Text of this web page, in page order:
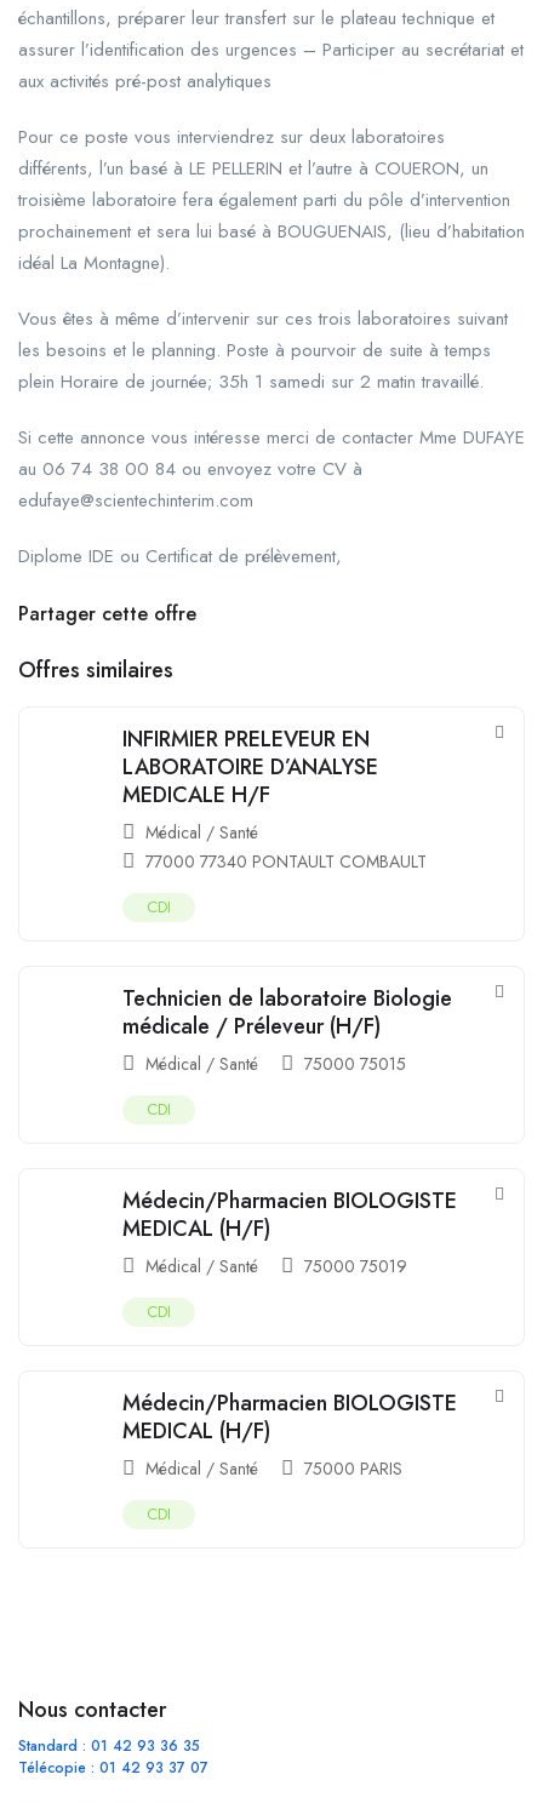
échantillons, préparer leur transfert sur le plateau technique et
assurer l’identification des urgences – Participer au secrétariat et
aux activités pré-post analytiques
Pour ce poste vous interviendrez sur deux laboratoires
différents, l’un basé à LE PELLERIN et l’autre à COUERON, un
troisième laboratoire fera également parti du pôle d’intervention
prochainement et sera lui basé à BOUGUENAIS, (lieu d’habitation
idéal La Montagne).
Vous êtes à même d’intervenir sur ces trois laboratoires suivant
les besoins et le planning. Poste à pourvoir de suite à temps
plein Horaire de journée; 35h 1 samedi sur 2 matin travaillé.
Si cette annonce vous intéresse merci de contacter Mme DUFAYE
au 06 74 38 00 84 ou envoyez votre CV à
edufaye@scientechinterim.com
Diplome IDE ou Certificat de prélèvement,
Partager cette offre
Offres similaires
INFIRMIER PRELEVEUR EN
LABORATOIRE D’ANALYSE
MEDICALE H/F
Médical / Santé
77000 77340 PONTAULT COMBAULT
CDI
Technicien de laboratoire Biologie
médicale / Préleveur (H/F)
Médical / Santé 75000 75015
CDI
Médecin/Pharmacien BIOLOGISTE
MEDICAL (H/F)
Médical / Santé 75000 75019
CDI
Médecin/Pharmacien BIOLOGISTE
MEDICAL (H/F)
Médical / Santé 75000 PARIS
CDI
Nous contacter
Standard : 01 42 93 36 35
Télécopie : 01 42 93 37 07